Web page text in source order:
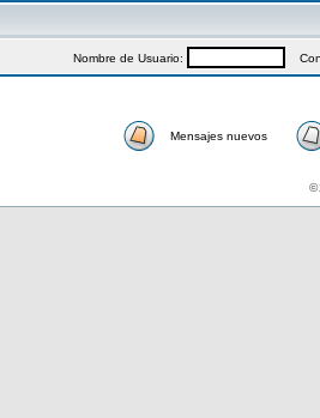
Nombre de Usuario:
Mensajes nuevos
©